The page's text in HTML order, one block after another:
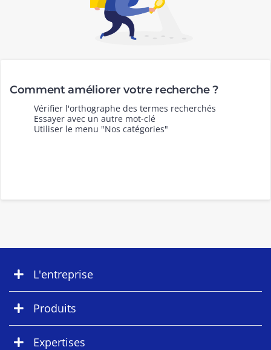
Comment améliorer votre recherche ?
Vérifier l'orthographe des termes recherchés
Essayer avec un autre mot-clé
Utiliser le menu "Nos catégories"
L'entreprise
Produits
Expertises